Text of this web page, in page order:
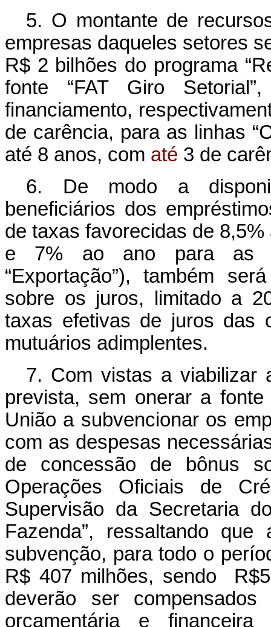
5. O montante de
empresas daqueles setores
R$ 2 bilhões do programa
fonte “FAT Giro
financiamento,
de carência, para as linhas
até 8 anos, com até 3 de
6. De modo a
beneficiários dos
de taxas favorecidas de 8,5%
e 7% ao ano para as
“Exportação”), também
sobre os juros, limitado a
taxas efetivas de juros das
mutuários adimplentes.
7. Com vistas a viabilizar
prevista, sem onerar a
União a subvencionar os
com as despesas
de concessão de bônus
Operações Oficiais de
Supervisão da Secretaria
Fazenda”, ressaltando
subvenção, para todo o
R$ 407 milhões, sendo
deverão ser
orçamentária e